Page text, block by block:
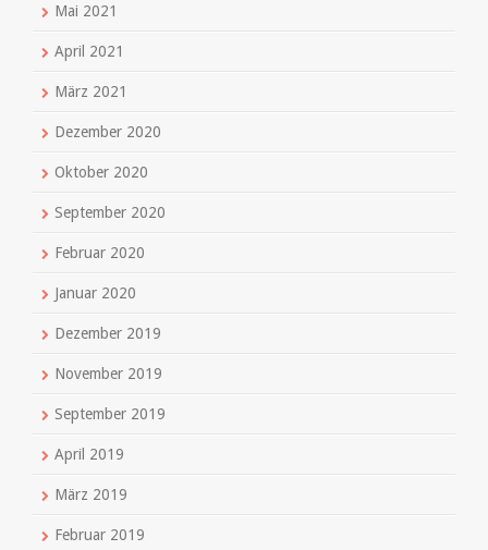
Mai 2021
April 2021
März 2021
Dezember 2020
Oktober 2020
September 2020
Februar 2020
Januar 2020
Dezember 2019
November 2019
September 2019
April 2019
März 2019
Februar 2019